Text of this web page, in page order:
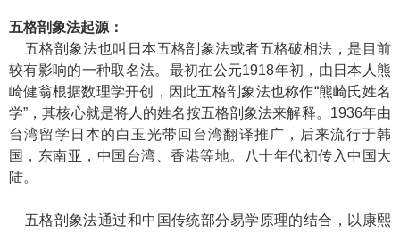
五格剖象法起源：
五格剖象法也叫日本五格剖象法或者五格破相法，是目前
较有影响的一种取名法。最初在公元1918年初，由日本人熊
崎健翁根据数理学开创，因此五格剖象法也称作“熊崎氏姓名
学”，其核心就是将人的姓名按五格剖象法来解释。1936年由
台湾留学日本的白玉光带回台湾翻译推广，后来流行于韩
国，东南亚，中国台湾、香港等地。八十年代初传入中国大
陆。
五格剖象法通过和中国传统部分易学原理的结合，以康熙